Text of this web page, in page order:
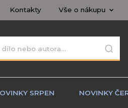
Kontakty Vše o nákupu
SRPEN NOVINKY